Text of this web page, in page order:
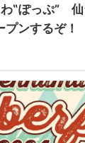
‟ぽっぷ” 仙
プンするぞ！